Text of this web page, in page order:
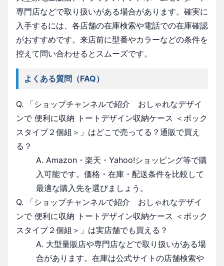
専門店などで取り扱いがある場合があります。確実に
入手するには、各店舗の在庫検索や電話での在庫確認
がおすすめです。来店前に型番やカラーなどの条件を
控えて問い合わせるとスムーズです。
よくある質問（FAQ）
Q. 「ショップチャンネルで紹介 おしゃれなデザイ
ンで 便利に収納 トートデザイン収納ケース ＜ボック
スタイプ２個組＞」はどこで売ってる？通販で買え
る？
A. Amazon・楽天・Yahoo!ショッピング等で購
入可能です。価格・在庫・配送条件を比較して
最適な購入先を選びましょう。
Q. 「ショップチャンネルで紹介 おしゃれなデザイ
ンで 便利に収納 トートデザイン収納ケース ＜ボック
スタイプ２個組＞」は実店舗でも買える？
A. 大型量販店や専門店などで取り扱いがある場
合があります。在庫は公式サイトの店舗検索や